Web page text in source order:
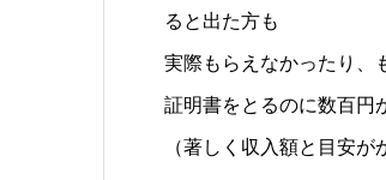
ると出た方も
実際もらえなかったり、
証明書をとるのに数百円
（著しく収入額と目安